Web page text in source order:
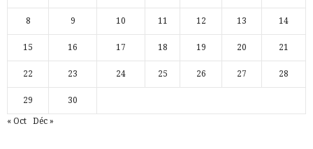
8 9 10 11 12 13 14
15 16 17 18 19 20 21
22 23 24 25 26 27 28
29 30
« Oct Déc »